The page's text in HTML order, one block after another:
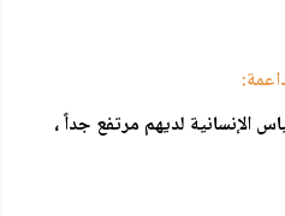
الإنسانية لديهم مرتفع جداً ،